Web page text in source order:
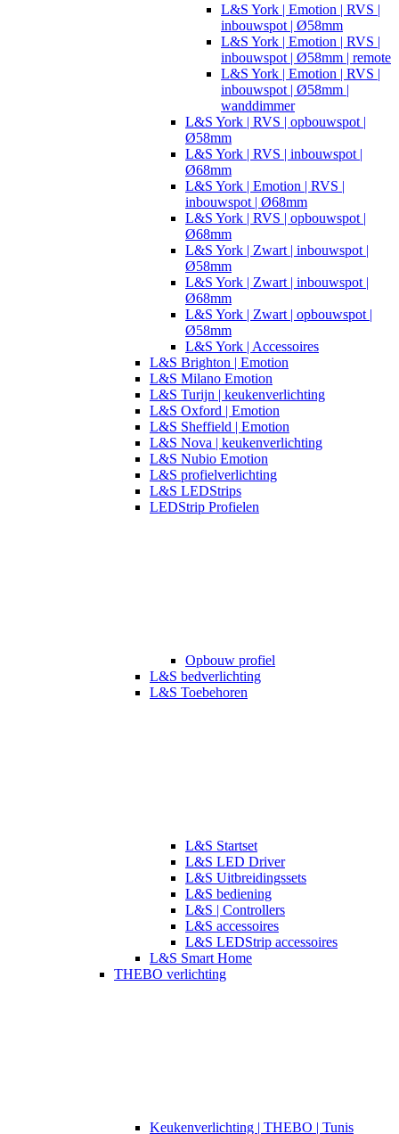
L&S York | Emotion | RVS |
inbouwspot | Ø58mm
L&S York | Emotion | RVS |
inbouwspot | Ø58mm | remote
L&S York | Emotion | RVS |
inbouwspot | Ø58mm |
wanddimmer
L&S York | RVS | opbouwspot |
Ø58mm
L&S York | RVS | inbouwspot |
Ø68mm
L&S York | Emotion | RVS |
inbouwspot | Ø68mm
L&S York | RVS | opbouwspot |
Ø68mm
L&S York | Zwart | inbouwspot |
Ø58mm
L&S York | Zwart | inbouwspot |
Ø68mm
L&S York | Zwart | opbouwspot |
Ø58mm
L&S York | Accessoires
L&S Brighton | Emotion
L&S Milano Emotion
L&S Turijn | keukenverlichting
L&S Oxford | Emotion
L&S Sheffield | Emotion
L&S Nova | keukenverlichting
L&S Nubio Emotion
L&S profielverlichting
L&S LEDStrips
LEDStrip Profielen
Opbouw profiel
L&S bedverlichting
L&S Toebehoren
L&S Startset
L&S LED Driver
L&S Uitbreidingssets
L&S bediening
L&S | Controllers
L&S accessoires
L&S LEDStrip accessoires
L&S Smart Home
THEBO verlichting
​​Keukenverlichting | THEBO | Tunis